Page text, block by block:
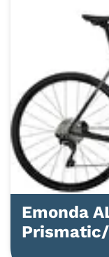
Emonda